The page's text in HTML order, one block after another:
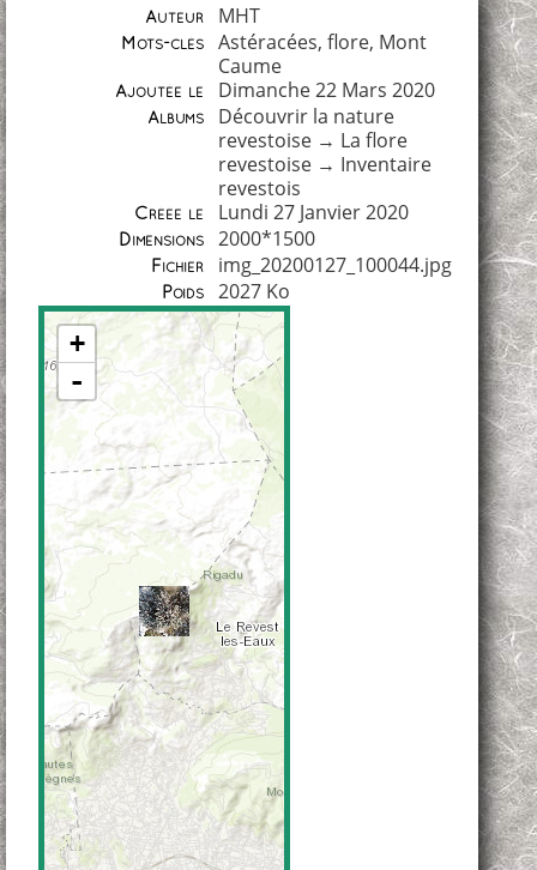
Auteur MHT
Mots-clés Astéracées, flore, Mont
Caume
Ajoutée le Dimanche 22 Mars 2020
Albums
Découvrir la nature
revestoise→ La flore
revestoise→ Inventaire
revestois
Créée le Lundi 27 Janvier 2020
Dimensions 2000*1500
Fichier img_20200127_100044.jpg
Poids 2027 Ko
+
-